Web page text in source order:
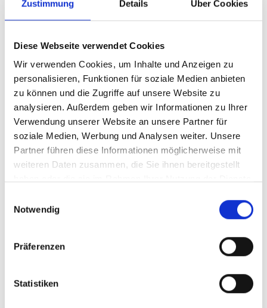
Zustimmung Details Über Cookies
Diese Webseite verwendet Cookies
Wir verwenden Cookies, um Inhalte und Anzeigen zu
personalisieren, Funktionen für soziale Medien anbieten
zu können und die Zugriffe auf unsere Website zu
analysieren. Außerdem geben wir Informationen zu Ihrer
Verwendung unserer Website an unsere Partner für
soziale Medien, Werbung und Analysen weiter. Unsere
Partner führen diese Informationen möglicherweise mit
weiteren Daten zusammen, die Sie ihnen bereitgestellt
Notwendig
Präferenzen
Statistiken
bestimmten Abstimmungsverhältnisses ist also rechtlich
unzulässig. Die Grünen müssen einsehen, dass auch sie sich
Druck auf Aufsichtsräte auszuüben ist weder möglich, noch
redlich und dementsprechend ein rechtlich klar verfehlter
Antrag.“
Twitter
Beliebteste Beiträge
Karkogel/Abtenau: Svazek freut sich über gemeinsame Lösung